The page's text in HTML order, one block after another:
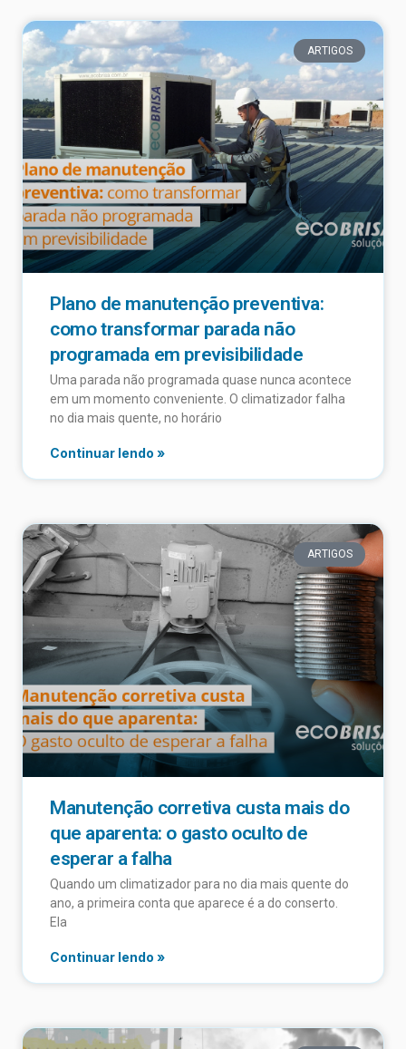
ARTIGOS
Plano de manutenção preventiva:
como transformar parada não
programada em previsibilidade
Uma parada não programada quase nunca acontece
em um momento conveniente. O climatizador falha
no dia mais quente, no horário
Continuar lendo »
ARTIGOS
Manutenção corretiva custa mais do
que aparenta: o gasto oculto de
esperar a falha
Quando um climatizador para no dia mais quente do
ano, a primeira conta que aparece é a do conserto.
Ela
Continuar lendo »